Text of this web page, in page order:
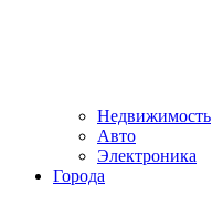
Недвижимость
Авто
Электроника
Города